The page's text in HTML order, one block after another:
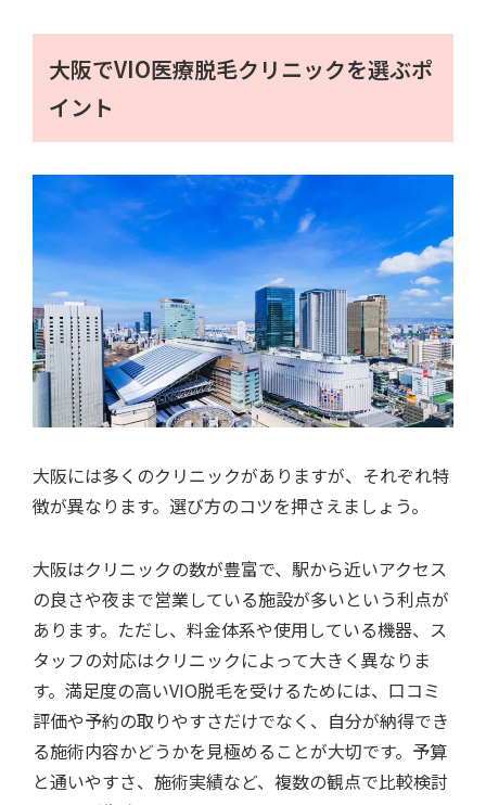
大阪でVIO医療脱毛クリニックを選ぶポ
イント
大阪には多くのクリニックがありますが、それぞれ特
徴が異なります。選び方のコツを押さえましょう。
大阪はクリニックの数が豊富で、駅から近いアクセス
の良さや夜まで営業している施設が多いという利点が
あります。ただし、料金体系や使用している機器、ス
タッフの対応はクリニックによって大きく異なりま
す。満足度の高いVIO脱毛を受けるためには、口コミ
評価や予約の取りやすさだけでなく、自分が納得でき
る施術内容かどうかを見極めることが大切です。予算
と通いやすさ、施術実績など、複数の観点で比較検討